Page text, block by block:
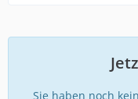
Sie haben noch